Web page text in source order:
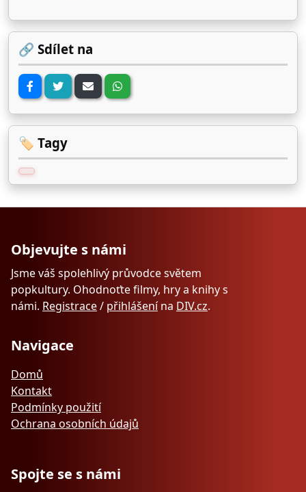
🔗 Sdílet na
🏷️ Tagy
Objevujte s námi
Jsme váš spolehlivý průvodce světem
popkultury. Ohodnoťte filmy, hry a knihy s
námi. Registrace/ přihlášenína DIV.cz.
Navigace
Domů
Kontakt
Podmínky použití
Ochrana osobních údajů
Spojte se s námi